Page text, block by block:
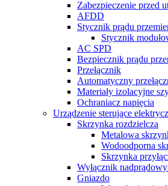
Zabezpieczenie przed
AFDD
Stycznik prądu
Stycznik
AC SPD
Bezpiecznik prądu
Przełącznik
Automatyczny
Materiały izolacyjne
Ochraniacz napięcia
Urządzenie sterujące
Skrzynka rozdzielcza
Metalowa
Wodoodporna
Skrzynka
Wyłącznik
Gniazdo